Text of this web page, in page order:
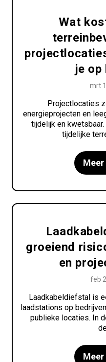
Wat
je op
mrt
Projectlocaties
energieprojecten en
tijdelijk en
tijdelijke
groeiend
en
feb
Laadkabeldiefstal is
laadstations op
publieke locaties. In